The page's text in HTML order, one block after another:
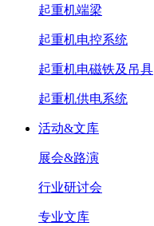
起重机端梁
起重机电控系统
起重机电磁铁及吊具
起重机供电系统
活动&文库
展会&路演
行业研讨会
专业文库